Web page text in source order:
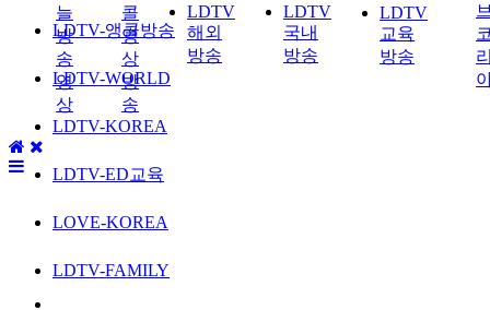
LDTV-앵콜방송
LDTV-WORLD
LDTV-KOREA
LDTV-ED교육
LOVE-KOREA
LDTV-FAMILY
늘
방
송
영
상
콜
영
상
방
송
LDTV
해외
방송
LDTV
국내
방송
LDTV
교육
방송